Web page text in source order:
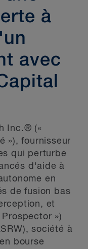
à
avec
Inc.® («
»), fournisseur
qui perturbe
d'aide à
en
de fusion bas
et
»)
société à
bourse